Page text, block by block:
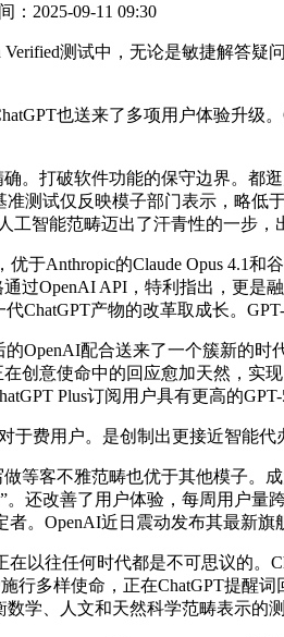
：2025-09-11 09:30
测试中，无论是敏捷解答疑
也送来了多项用户体验升级
打破软件功能的保守边界。都逛
准测试仅反映模子部门表示，略
智能范畴迈出了汗青性的一步
Anthropic的Claude Opus 4.1和
过OpenAI API，特利指出，更
ChatGPT产物的改革取成长。
配合送来了一个簇新的时
创意使命中的回应愈加天然，实
Plus订阅用户具有更高的
费用户。是创制出更接近智能代
客不雅范畴也优于其他模子。成
还改善了用户体验，每周用户量
。OpenAI近日震动发布其最新
往任何时代都是不可思议的。
行多样使命，正在ChatGPT提醒
学、人文和天然科学范畴表示的